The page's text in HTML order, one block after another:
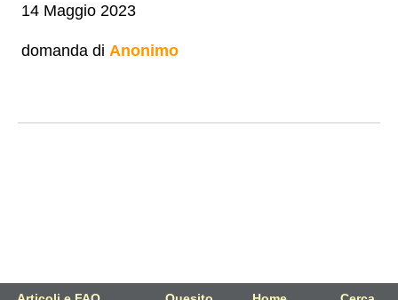
14 Maggio 2023
domanda di Anonimo